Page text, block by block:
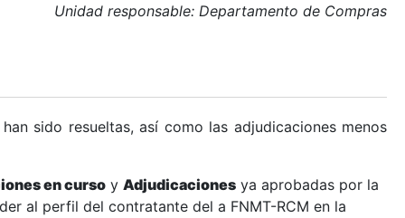
Unidad responsable: Departamento de Compras
sido resueltas, así como las adjudicaciones menos
en curso y Adjudicaciones ya aprobadas por la
al perfil del contratante del a FNMT-RCM en la